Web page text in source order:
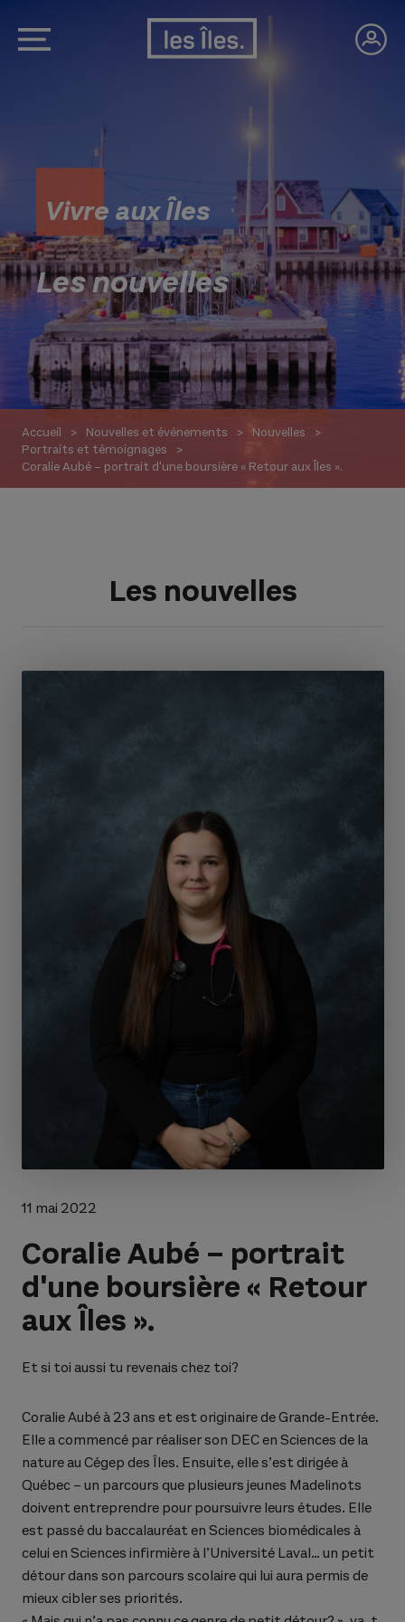
Vivre aux Îles
Les nouvelles
Accueil Nouvelles et événements
Nouvelles
Portraits et témoignages
Coralie Aubé – portrait d'une boursière « Retour aux Îles ».
Les nouvelles
11 mai 2022
Coralie Aubé – portrait
d'une boursière « Retour
aux Îles ».
Et si toi aussi tu revenais chez toi?
Coralie Aubé à 23 ans et est originaire de Grande-Entrée.
Elle a commencé par réaliser son DEC en Sciences de la
nature au Cégep des Îles. Ensuite, elle s’est dirigée à
Québec – un parcours que plusieurs jeunes Madelinots
doivent entreprendre pour poursuivre leurs études. Elle
est passé du baccalauréat en Sciences biomédicales à
celui en Sciences infirmière à l’Université Laval… un petit
détour dans son parcours scolaire qui lui aura permis de
mieux cibler ses priorités.